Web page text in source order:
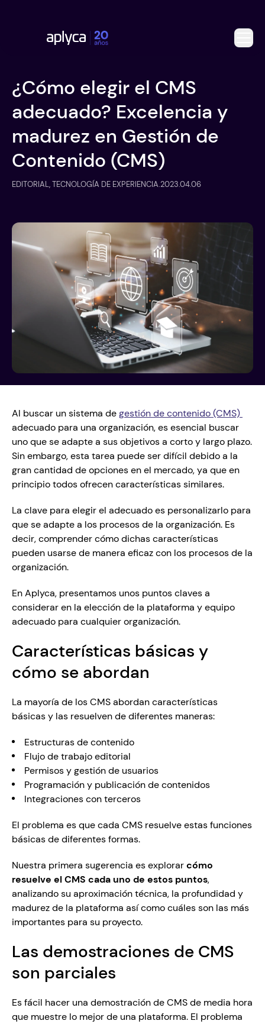
¿Cómo elegir el CMS
adecuado? Excelencia y
madurez en Gestión de
Contenido (CMS)
EDITORIAL, TECNOLOGÍA DE EXPERIENCIA.2023.04.06
Al buscar un sistema de
adecuado para una organización, es esencial buscar
uno que se adapte a sus objetivos a corto y largo plazo.
Sin embargo, esta tarea puede ser difícil debido a la
gran cantidad de opciones en el mercado, ya que en
principio todos ofrecen características similares.
La clave para elegir el adecuado es personalizarlo para
que se adapte a los procesos de la organización. Es
decir, comprender cómo dichas características
pueden usarse de manera eficaz con los procesos de la
organización.
En Aplyca, presentamos unos puntos claves a
considerar en la elección de la plataforma y equipo
adecuado para cualquier organización.
Características básicas y
cómo se abordan
La mayoría de los CMS abordan características
básicas y las resuelven de diferentes maneras:
Estructuras de contenido
Flujo de trabajo editorial
Permisos y gestión de usuarios
Programación y publicación de contenidos
Integraciones con terceros
El problema es que cada CMS resuelve estas funciones
básicas de diferentes formas.
Nuestra primera sugerencia es explorar cómo
resuelve el CMS cada uno de estos puntos,
analizando su aproximación técnica, la profundidad y
madurez de la plataforma así como cuáles son las más
importantes para su proyecto.
Las demostraciones de CMS
son parciales
Es fácil hacer una demostración de CMS de media hora
que muestre lo mejor de una plataforma. El problema